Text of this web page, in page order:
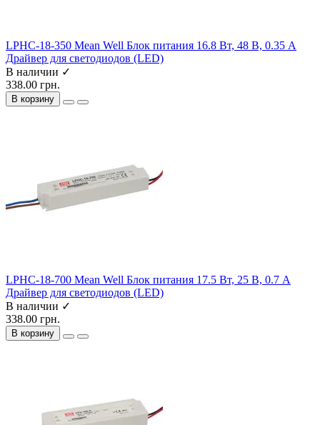
LPHC-18-350 Mean Well Блок питания 16.8 Вт, 48 В, 0.35 А
Драйвер для светодиодов (LED)
В наличии ✓
338.00 грн.
В корзину
LPHC-18-700 Mean Well Блок питания 17.5 Вт, 25 В, 0.7 А
Драйвер для светодиодов (LED)
В наличии ✓
338.00 грн.
В корзину